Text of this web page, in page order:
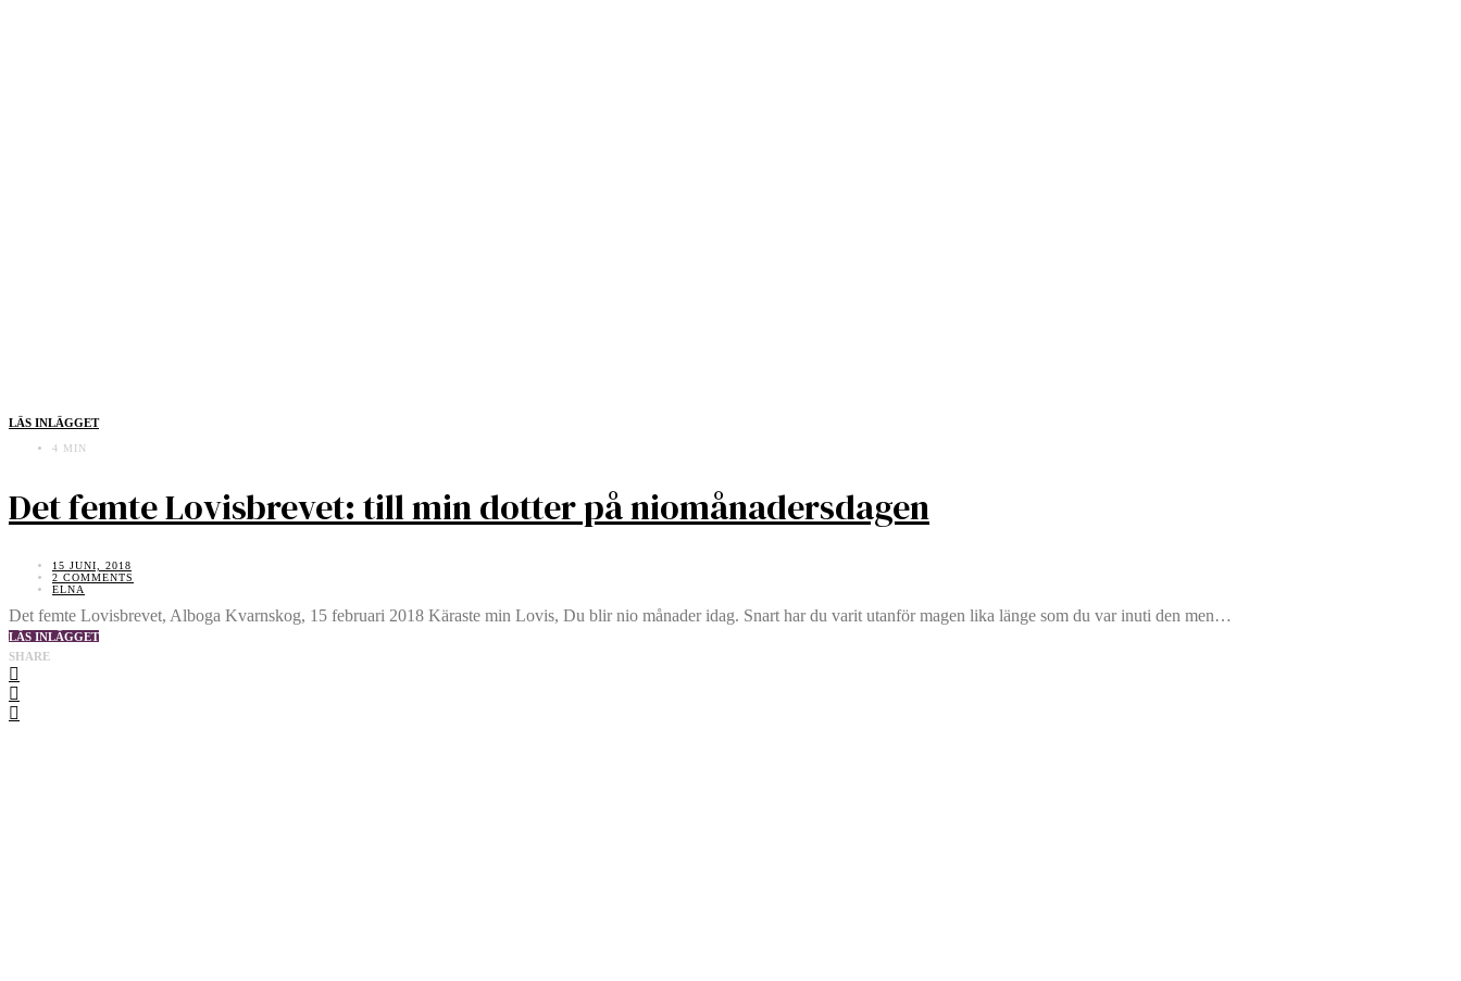
LÄS INLÄGGET
4 MIN
Det femte Lovisbrevet: till min dotter på niomånadersdagen
15 JUNI, 2018
2 COMMENTS
ELNA
Det femte Lovisbrevet, Alboga Kvarnskog, 15 februari 2018 Käraste min Lovis, Du blir nio månader idag. Snart har du varit utanför magen lika länge som du var inuti den men…
LÄS INLÄGGET
SHARE